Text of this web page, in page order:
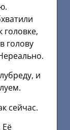
головке,
голову
и
сейчас.
Её